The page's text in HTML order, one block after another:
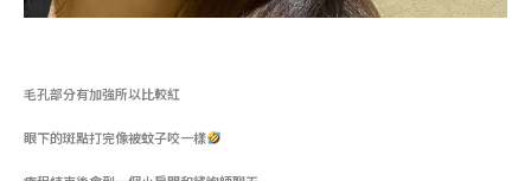
毛孔部分有加強所以比較紅
眼下的斑點打完像被蚊子咬一樣